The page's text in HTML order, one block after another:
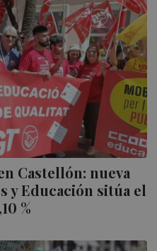
Castellón: nueva
y Educación sitúa el
%